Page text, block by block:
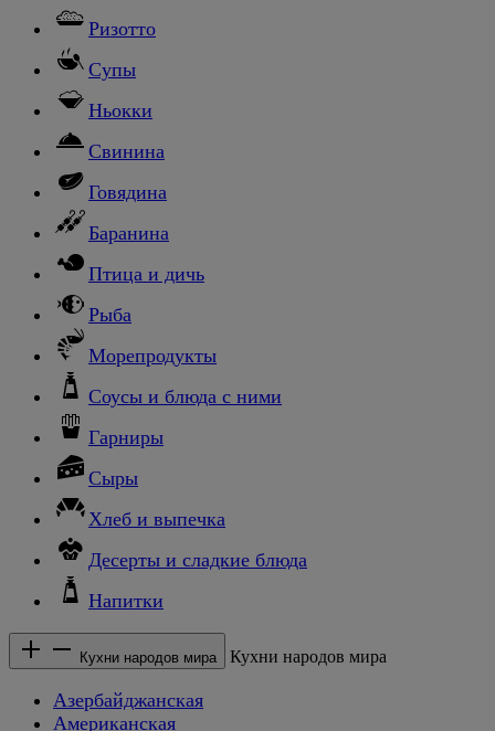
Ризотто
Супы
Ньокки
Свинина
Говядина
Баранина
Птица и дичь
Рыба
Морепродукты
Соусы и блюда с ними
Гарниры
Сыры
Хлеб и выпечка
Десерты и сладкие блюда
Напитки
Кухни народов мира Кухни народов мира
Азербайджанская
Американская